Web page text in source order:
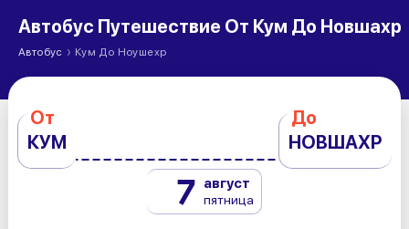
Автобус Путешествие От Кум До Новшахр
Автобус › Кум До Ноушехр
От
КУМ
До
НОВШАХР
7 август
пятница